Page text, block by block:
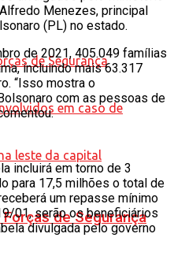
de Segurança
Menezes, principal
(PL) no estado.
de 2021, 405.049 famílias
incluindo mais 63.317
“Isso mostra o
com as pessoas de
incluirá em torno de 3
para 17,5 milhões o total de
um repasse mínimo
01, serão os beneficiários
divulgada pelo governo